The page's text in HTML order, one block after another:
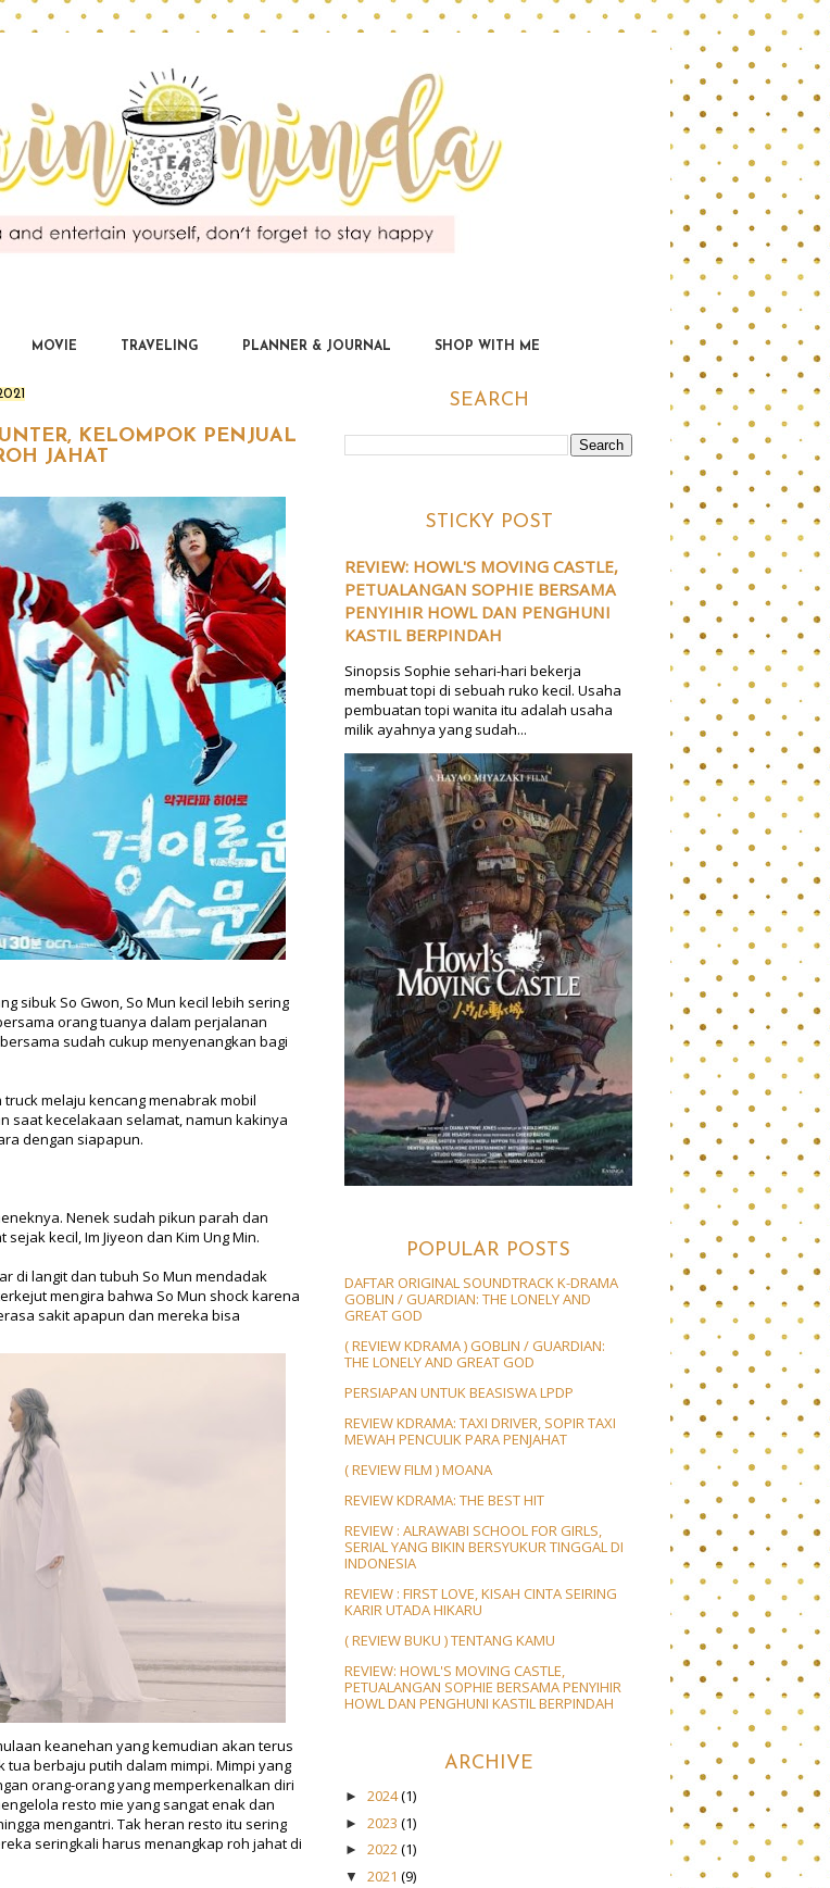
deserve for being entertained
MOVIE TRAVELING PLANNER & JOURNAL SHOP WITH ME
KELOMPOK PENJUAL
JAHAT
sibuk So Gwon, So Mun kecil lebih sering
orang tuanya dalam perjalanan
sudah cukup menyenangkan bagi
melaju kencang menabrak mobil
saat kecelakaan selamat, namun kakinya
dengan siapapun.
Nenek sudah pikun parah dan
kecil, Im Jiyeon dan Kim Ung Min.
di langit dan tubuh So Mun mendadak
mengira bahwa So Mun shock karena
sakit apapun dan mereka bisa
keanehan yang kemudian akan terus
berbaju putih dalam mimpi. Mimpi yang
orang-orang yang memperkenalkan diri
resto mie yang sangat enak dan
mengantri. Tak heran resto itu sering
seringkali harus menangkap roh jahat di
SEARCH
STICKY POST
REVIEW: HOWL'S MOVING CASTLE,
PETUALANGAN SOPHIE BERSAMA
PENYIHIR HOWL DAN PENGHUNI
KASTIL BERPINDAH
Sinopsis Sophie sehari-hari bekerja
membuat topi di sebuah ruko kecil. Usaha
pembuatan topi wanita itu adalah usaha
milik ayahnya yang sudah...
POPULAR POSTS
DAFTAR ORIGINAL SOUNDTRACK K-DRAMA
GOBLIN / GUARDIAN: THE LONELY AND
GREAT GOD
( REVIEW KDRAMA ) GOBLIN / GUARDIAN:
THE LONELY AND GREAT GOD
PERSIAPAN UNTUK BEASISWA LPDP
REVIEW KDRAMA: TAXI DRIVER, SOPIR TAXI
MEWAH PENCULIK PARA PENJAHAT
( REVIEW FILM ) MOANA
REVIEW KDRAMA: THE BEST HIT
REVIEW : ALRAWABI SCHOOL FOR GIRLS,
SERIAL YANG BIKIN BERSYUKUR TINGGAL DI
INDONESIA
REVIEW : FIRST LOVE, KISAH CINTA SEIRING
KARIR UTADA HIKARU
( REVIEW BUKU ) TENTANG KAMU
REVIEW: HOWL'S MOVING CASTLE,
PETUALANGAN SOPHIE BERSAMA PENYIHIR
HOWL DAN PENGHUNI KASTIL BERPINDAH
ARCHIVE
► 2024(1)
► 2023 (1)
► 2022(1)
▼ 2021 (9)